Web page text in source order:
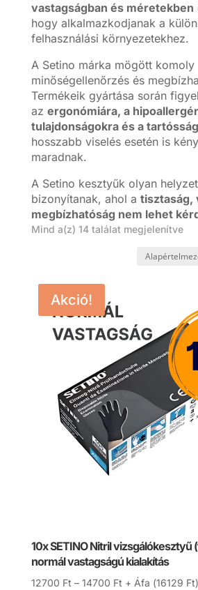
vastagságban és méretekben
hogy alkalmazkodjanak a
felhasználási környezetekhez.
A Setino márka mögött komoly
minőségellenőrzés és
Termékeik gyártása során
az ergonómiára, a
tulajdonságokra és a
hosszabb viselés esetén is
maradnak.
A Setino kesztyűk olyan
bizonyítanak, ahol a tisztaság,
megbízhatóság nem lehet
Mind a(z) 14 találat megjelenítve
Akció!
10x SETINO Nitril vizsgálókesztyű
normál vastagságú kialakítás
12700 Ft – 14700 FtÁrtartomány:
+ Áfa (16129 Ft)